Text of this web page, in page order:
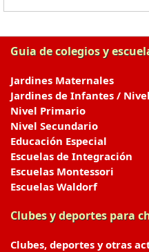
Guia de colegios y
Jardines Maternales
Jardines de Infantes /
Nivel Primario
Nivel Secundario
Educación Especial
Escuelas de Integración
Escuelas Montessori
Escuelas Waldorf
Clubes y deportes para
Clubes, deportes y otras